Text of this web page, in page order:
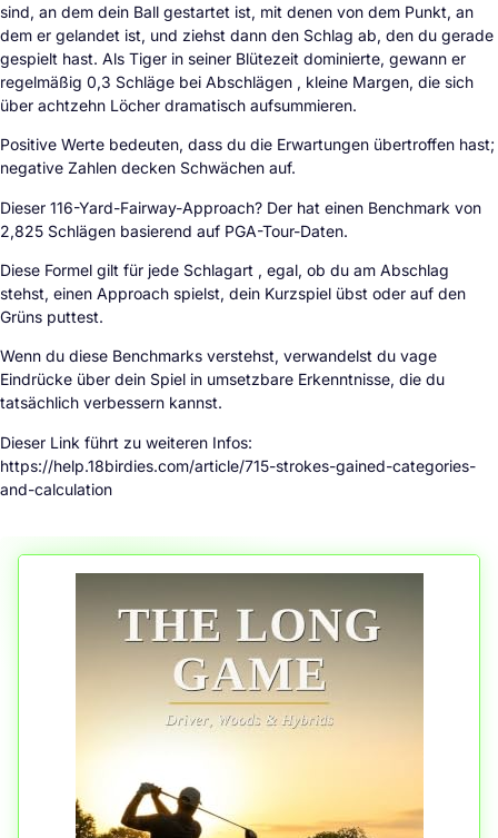
sind, an dem dein Ball gestartet ist, mit denen von dem Punkt, an
dem er gelandet ist, und ziehst dann den Schlag ab, den du gerade
gespielt hast. Als Tiger in seiner Blütezeit dominierte, gewann er
regelmäßig 0,3 Schläge bei Abschlägen , kleine Margen, die sich
über achtzehn Löcher dramatisch aufsummieren.
Positive Werte bedeuten, dass du die Erwartungen übertroffen hast;
negative Zahlen decken Schwächen auf.
Dieser 116-Yard-Fairway-Approach? Der hat einen Benchmark von
2,825 Schlägen basierend auf PGA-Tour-Daten.
Diese Formel gilt für jede Schlagart , egal, ob du am Abschlag
stehst, einen Approach spielst, dein Kurzspiel übst oder auf den
Grüns puttest.
Wenn du diese Benchmarks verstehst, verwandelst du vage
Eindrücke über dein Spiel in umsetzbare Erkenntnisse, die du
tatsächlich verbessern kannst.
Dieser Link führt zu weiteren Infos:
https://help.18birdies.com/article/715-strokes-gained-categories-
and-calculation